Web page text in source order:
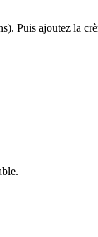
Puis ajoutez la